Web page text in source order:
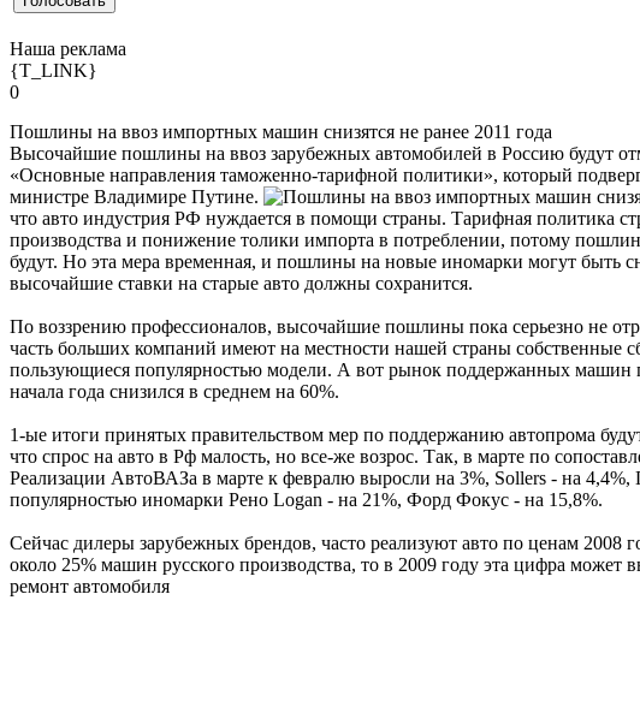
Наша реклама
{T_LINK}
0
Пошлины на ввоз импортных машин снизятся не ранее 2011 года
Высочайшие пошлины на ввоз зарубежных автомобилей в Россию будут
«Основные направления таможенно-тарифной политики», который
министре Владимире Путине.
что авто индустрия РФ нуждается в помощи страны. Тарифная политика
производства и понижение толики импорта в потреблении, потому
будут. Но эта мера временная, и пошлины на новые иномарки могут быть
высочайшие ставки на старые авто должны сохранится.
По воззрению профессионалов, высочайшие пошлины пока серьезно не
часть больших компаний имеют на местности нашей страны собственные
пользующиеся популярностью модели. А вот рынок поддержанных машин
начала года снизился в среднем на 60%.
1-ые итоги принятых правительством мер по поддержанию автопрома
что спрос на авто в Рф малость, но все-же возрос. Так, в марте по
Реализации АвтоВАЗа в марте к февралю выросли на 3%, Sollers - на
популярностью иномарки Рено Logan - на 21%, Форд Фокус - на 15,8%.
Сейчас дилеры зарубежных брендов, часто реализуют авто по ценам 2008
около 25% машин русского производства, то в 2009 году эта цифра может
ремонт автомобиля